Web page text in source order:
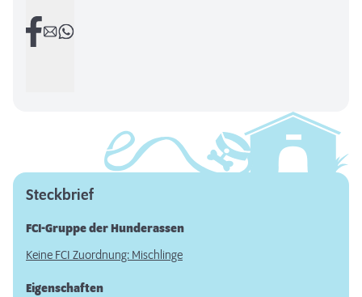
Steckbrief
FCI-Gruppe der Hunderassen
Keine FCI Zuordnung: Mischlinge
Eigenschaften